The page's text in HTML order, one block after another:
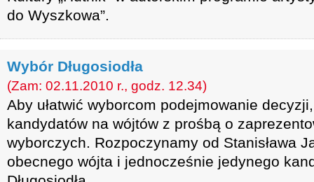
do Wyszkowa”.
Wybór Długosiodła
(Zam: 02.11.2010 r., godz. 12.34)
Aby ułatwić wyborcom podejmowanie
kandydatów na wójtów z prośbą o
wyborczych. Rozpoczynamy od Stanisława
obecnego wójta i jednocześnie jedynego